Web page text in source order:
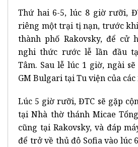
Thứ hai 6-5, lúc 8 giờ rưỡi,
riêng một trại tị nạn, trước
thành phố Rakovsky, để cử
nghi thức rước lễ lần đầu
Tâm. Sau lễ lúc 1 giờ, ngài
GM Bulgari tại Tu viện của
Lúc 5 giờ rưỡi, ĐTC sẽ gặp
tại Nhà thờ thánh Micae
cũng tại Rakovsky, và đáp
để trở về thủ đô Sofia vào lúc